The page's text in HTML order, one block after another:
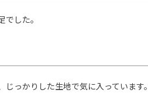
した。
っかりした生地で気に入っています。